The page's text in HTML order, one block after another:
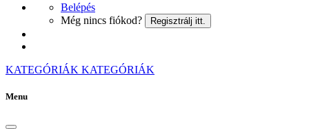
Belépés
Még nincs fiókod?
Regisztrálj itt.
KATEGÓRIÁK KATEGÓRIÁK
Menu